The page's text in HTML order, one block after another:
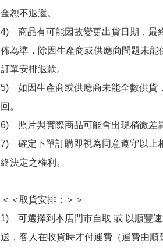
金恕不退還。
4)　商品有可能因故變更出貨日期，最
佈為準，除因生產商或供應商問題未能
訂單安排退款。
5)　如因生產商或供應商未能全數供貨
回。
6)　照片與實際商品可能會出現稍微差
7)　確定下單訂購即視為同意遵守以上
終決定之權利。
＜＜取貨安排：＞＞
1)　可選擇到本店門市自取 或 以順豐
送，客人在收貨時才付運費（運費由順